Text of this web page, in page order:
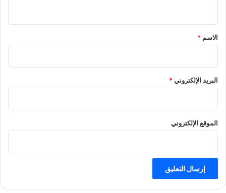
*
الاسم *
البريد الإلكتروني*
الموقع الإلكتروني